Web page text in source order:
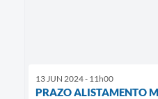
13 JUN 2024 - 11h00
PRAZO ALISTAMENTO